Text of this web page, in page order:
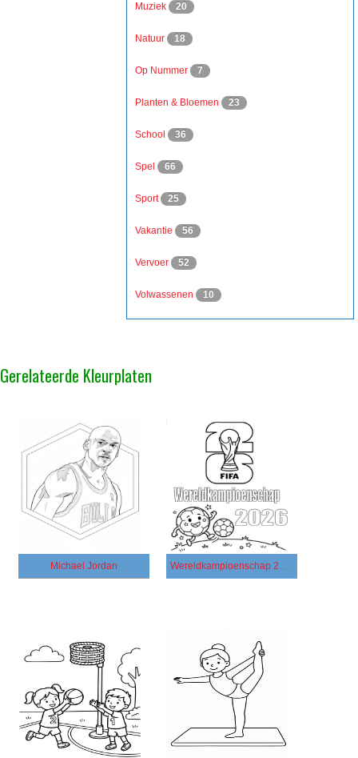
Muziek 20
Natuur 18
Op Nummer 7
Planten & Bloemen 23
School 36
Spel 66
Sport 25
Vakantie 56
Vervoer 52
Volwassenen 10
Gerelateerde Kleurplaten
Michael Jordan Wereldkampioenschap 2026